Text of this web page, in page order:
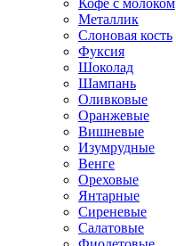
Кофе с молоком
Металлик
Слоновая кость
Фуксия
Шоколад
Шампань
Оливковые
Оранжевые
Вишневые
Изумрудные
Венге
Ореховые
Янтарные
Сиреневые
Салатовые